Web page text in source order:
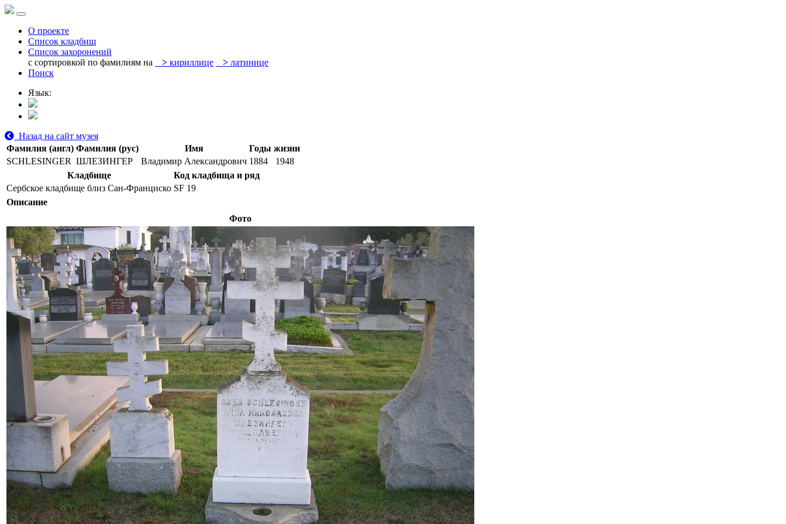
О проекте
Список кладбищ
Список захоронений
с сортировкой по фамилиям на
> кириллице > латинице
Поиск
Язык:
Назад на сайт музея
Фамилия (англ) Фамилия (рус) Имя
Годы жизни
SCHLESINGER ШЛЕЗИНГЕР Владимир Александрович 1884
1948
Кладбище
Код кладбища и ряд
Сербское кладбище близ Сан-Франциско SF 19
Описание
Фото